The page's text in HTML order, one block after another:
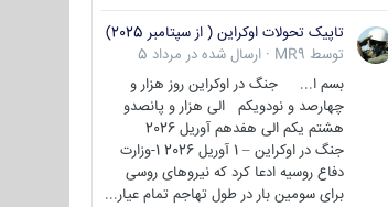
تاپیک تحولات اوکراین ( از سپتامبر 2025)
توسط MR9
· ارسال شده در مرداد 5
بسم ا... جنگ در اوکراین روز هزار و
چهارصد و نودویکم الی هزار و پانصدو
هشتم یکم الی هفدهم آوریل 2026
جنگ در اوکراین – 1 آوریل 2026 1-وزارت
دفاع روسیه ادعا کرد که نیروهای روسی
برای سومین بار در طول تهاجم تمام عیار...